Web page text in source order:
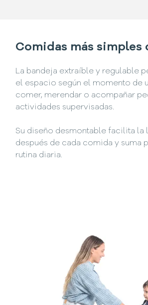
Comidas más simples
La bandeja extraíble y regulable
el espacio según el momento de
comer, merendar o acompañar
actividades supervisadas.
Su diseño desmontable facilita la
después de cada comida y suma
rutina diaria.